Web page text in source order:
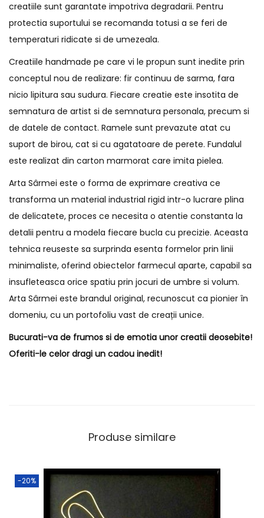
creatiile sunt garantate impotriva degradarii. Pentru
protectia suportului se recomanda totusi a se feri de
temperaturi ridicate si de umezeala.
Creatiile handmade pe care vi le propun sunt inedite prin
conceptul nou de realizare: fir continuu de sarma, fara
nicio lipitura sau sudura. Fiecare creatie este insotita de
semnatura de artist si de semnatura personala, precum si
de datele de contact. Ramele sunt prevazute atat cu
suport de birou, cat si cu agatatoare de perete. Fundalul
este realizat din carton marmorat care imita pielea.
Arta Sârmei este o forma de exprimare creativa ce
transforma un material industrial rigid intr-o lucrare plina
de delicatete, proces ce necesita o atentie constanta la
detalii pentru a modela fiecare bucla cu precizie. Aceasta
tehnica reuseste sa surprinda esenta formelor prin linii
minimaliste, oferind obiectelor farmecul aparte, capabil sa
insufleteasca orice spatiu prin jocuri de umbre si volum.
Arta Sârmei este brandul original, recunoscut ca pionier în
domeniu, cu un portofoliu vast de creații unice.
Bucurati-va de frumos si de emotia unor creatii deosebite!
Oferiti-le celor dragi un cadou inedit!
Produse similare
-20%